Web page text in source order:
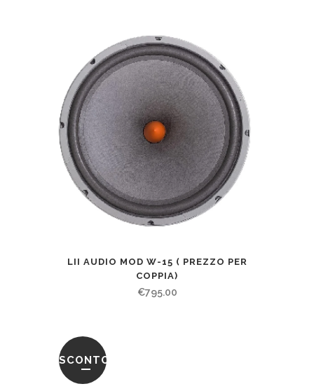
LII AUDIO MOD W-15 ( PREZZO PER
COPPIA)
€795.00
SCONTO